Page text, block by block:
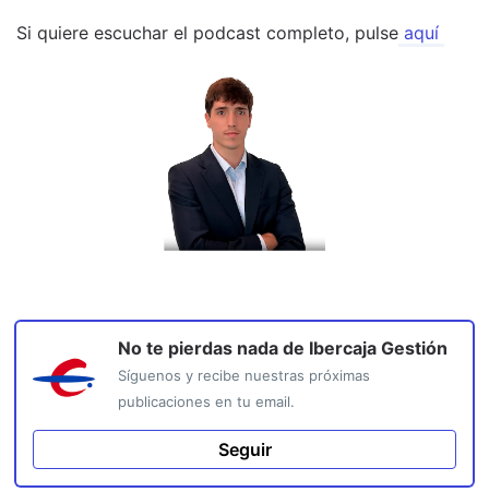
Si quiere escuchar el podcast completo, pulse aquí
No te pierdas nada de Ibercaja Gestión
Síguenos y recibe nuestras próximas
publicaciones en tu email.
Seguir